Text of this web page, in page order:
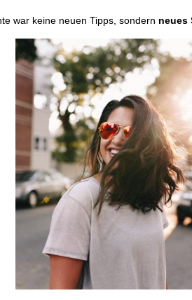
war keine neuen Tipps, sondern neues